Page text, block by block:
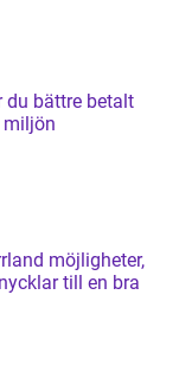
till en bra